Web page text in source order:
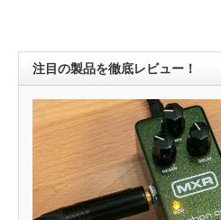
注目の製品を徹底レビュー！